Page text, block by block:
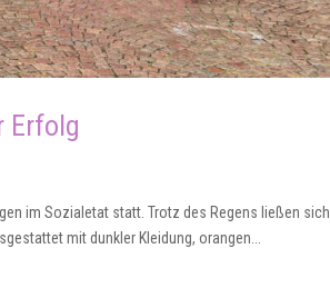
Erfolg
im Sozialetat statt. Trotz des Regens ließen sich
mit dunkler Kleidung, orangen...